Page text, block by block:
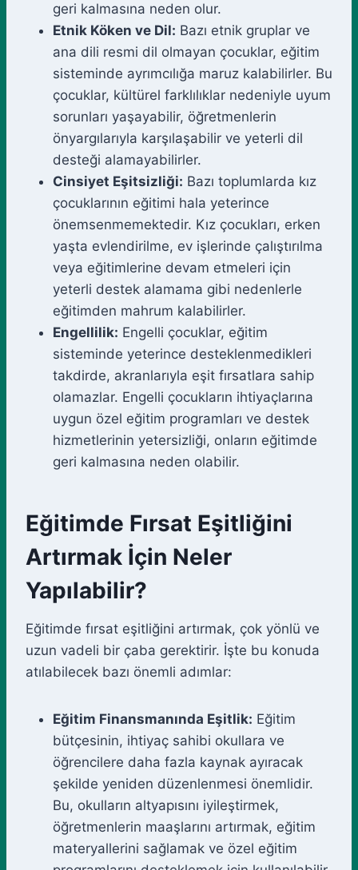
geri kalmasına neden olur.
Etnik Köken ve Dil: Bazı etnik gruplar ve
ana dili resmi dil olmayan çocuklar, eğitim
sisteminde ayrımcılığa maruz kalabilirler. Bu
çocuklar, kültürel farklılıklar nedeniyle uyum
sorunları yaşayabilir, öğretmenlerin
önyargılarıyla karşılaşabilir ve yeterli dil
desteği alamayabilirler.
Cinsiyet Eşitsizliği: Bazı toplumlarda kız
çocuklarının eğitimi hala yeterince
önemsenmemektedir. Kız çocukları, erken
yaşta evlendirilme, ev işlerinde çalıştırılma
veya eğitimlerine devam etmeleri için
yeterli destek alamama gibi nedenlerle
eğitimden mahrum kalabilirler.
Engellilik: Engelli çocuklar, eğitim
sisteminde yeterince desteklenmedikleri
takdirde, akranlarıyla eşit fırsatlara sahip
olamazlar. Engelli çocukların ihtiyaçlarına
uygun özel eğitim programları ve destek
hizmetlerinin yetersizliği, onların eğitimde
geri kalmasına neden olabilir.
Eğitimde Fırsat Eşitliğini
Artırmak İçin Neler
Yapılabilir?
Eğitimde fırsat eşitliğini artırmak, çok yönlü ve
uzun vadeli bir çaba gerektirir. İşte bu konuda
atılabilecek bazı önemli adımlar:
Eğitim Finansmanında Eşitlik: Eğitim
bütçesinin, ihtiyaç sahibi okullara ve
öğrencilere daha fazla kaynak ayıracak
şekilde yeniden düzenlenmesi önemlidir.
Bu, okulların altyapısını iyileştirmek,
öğretmenlerin maaşlarını artırmak, eğitim
materyallerini sağlamak ve özel eğitim